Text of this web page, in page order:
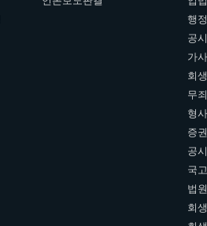
행
공
가
회
무
형
증
공
국
법
회